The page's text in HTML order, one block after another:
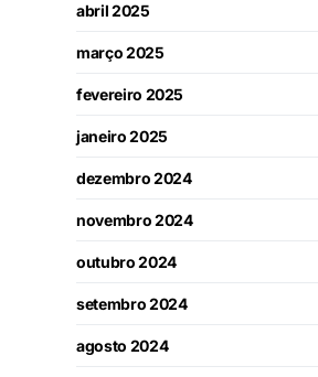
abril 2025
março 2025
fevereiro 2025
janeiro 2025
dezembro 2024
novembro 2024
outubro 2024
setembro 2024
agosto 2024